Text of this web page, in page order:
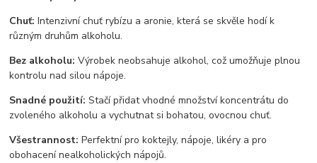
Chuť: Intenzivní chuť rybízu a aronie, která se skvěle hodí k
různým druhům alkoholu.
Bez alkoholu: Výrobek neobsahuje alkohol, což umožňuje plnou
kontrolu nad silou nápoje.
Snadné použití: Stačí přidat vhodné množství koncentrátu do
zvoleného alkoholu a vychutnat si bohatou, ovocnou chuť.
Všestrannost: Perfektní pro koktejly, nápoje, likéry a pro
obohacení nealkoholických nápojů.